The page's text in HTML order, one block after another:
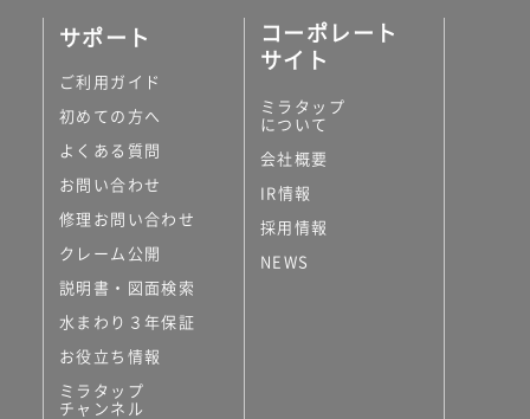
サポート
ご利用ガイド
初めての方へ
よくある質問
お問い合わせ
修理お問い合わせ
クレーム公開
説明書・図面検索
水まわり３年保証
お役立ち情報
ミラタップ
チャンネル
コーポレート
サイト
ミラタップ
について
会社概要
IR情報
採用情報
NEWS